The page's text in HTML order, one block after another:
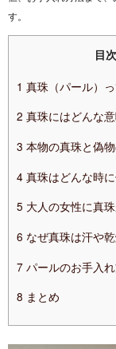
す。
目次
1 真珠（パール）
2 真珠にはどんな
3 本物の真珠と偽
4 真珠はどんな時
5 大人の女性に真
6 なぜ真珠は汗や
7 パールのお手入
8 まとめ